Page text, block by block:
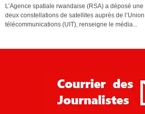
L’Agence spatiale rwandaise (RSA) a déposé
deux constellations de satellites auprès de
télécommunications (UIT), renseigne le média...